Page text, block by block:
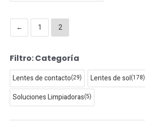
Filtro: Categoría
Lentes de contacto(29) Lentes de sol(178)
Soluciones Limpiadoras(5)
← 1 2